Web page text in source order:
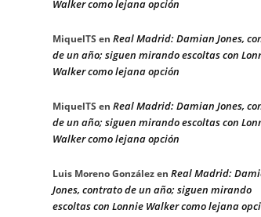
Walker como lejana opción
MiquelTS en Real Madrid: Damian Jones,
de un año; siguen mirando escoltas con
Walker como lejana opción
MiquelTS en Real Madrid: Damian Jones,
de un año; siguen mirando escoltas con
Walker como lejana opción
Luis Moreno Gonzálezen Real Madrid:
Jones, contrato de un año; siguen mirando
escoltas con Lonnie Walker como lejana